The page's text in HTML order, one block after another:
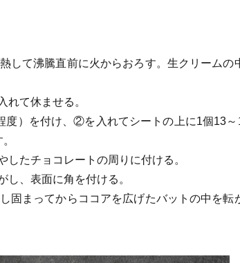
て沸騰直前に火からおろす。生クリームの
て休ませる。
）を付け、②を入れてシートの上に1個13
たチョコレートの周りに付ける。
、表面に角を付ける。
固まってからココアを広げたバットの中を転